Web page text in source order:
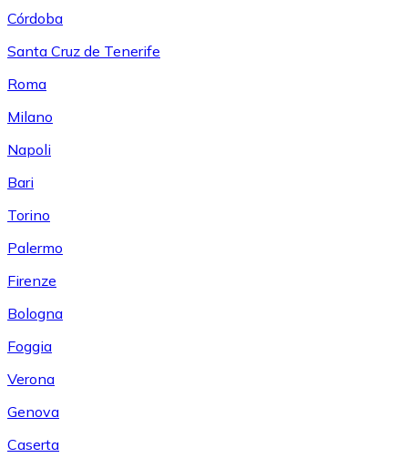
Córdoba
Santa Cruz de Tenerife
Roma
Milano
Napoli
Bari
Torino
Palermo
Firenze
Bologna
Foggia
Verona
Genova
Caserta